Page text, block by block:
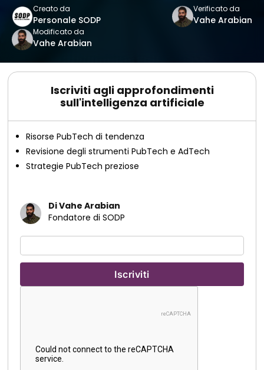
Creato da
Personale SODP
Verificato da
Vahe Arabian
Modificato da
Vahe Arabian
Iscriviti agli approfondimenti
sull'intelligenza artificiale
Risorse PubTech di tendenza
Revisione degli strumenti PubTech e AdTech
Strategie PubTech preziose
Di Vahe Arabian
Fondatore di SODP